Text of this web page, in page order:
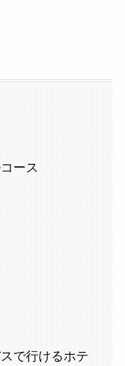
ース
で行けるホテ